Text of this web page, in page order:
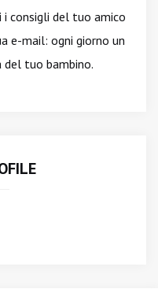
i consigli del tuo amico
e-mail: ogni giorno un
tuo bambino.